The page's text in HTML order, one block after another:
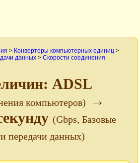
> Конвертеры компьютерных единиц >
данных > Cкорости соединения
ADSL
компьютеров)
→
(Gbps, Базовые
передачи данных)